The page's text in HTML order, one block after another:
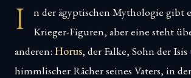
I
n der ägyptischen Mythologie gibt
Krieger-Figuren, aber eine steht
anderen: Horus, der Falke, Sohn der
himmlischer Rächer seines Vaters, in